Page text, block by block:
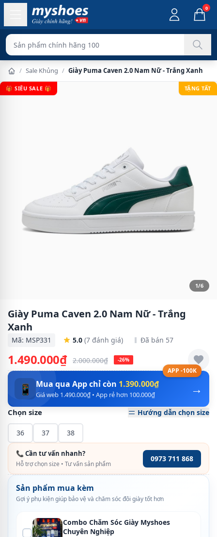
0
Sản phẩm chính hãng 100%
/ Sale Khủng / Giày Puma Caven 2.0 Nam Nữ - Trắng Xanh
🎁 SIÊU SALE 🎁 TẶNG TẤT
1/6
Giày Puma Caven 2.0 Nam Nữ - Trắng
Xanh
Mã: MSP331 5.0 (7 đánh giá) Đã bán 57
1.490.000₫ 2.000.000₫ -26%
APP -100K
→
📱 Mua qua App chỉ còn 1.390.000₫
Giá web 1.490.000₫ • App rẻ hơn 100.000₫
Chọn size Hướng dẫn chọn size
36 37 38
📞 Cần tư vấn nhanh?
Hỗ trợ chọn size • Tư vấn sản phẩm
0973 711 868
Sản phẩm mua kèm
Gợi ý phụ kiện giúp bảo vệ và chăm sóc đôi giày tốt hơn
Combo Chăm Sóc Giày Myshoes
Chuyên Nghiệp